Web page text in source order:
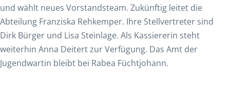
und wählt neues Vorstandsteam. Zukünftig leitet die
Abteilung Franziska Rehkemper. Ihre Stellvertreter sind
Dirk Bürger und Lisa Steinlage. Als Kassiererin steht
weiterhin Anna Deitert zur Verfügung. Das Amt der
Jugendwartin bleibt bei Rabea Füchtjohann.